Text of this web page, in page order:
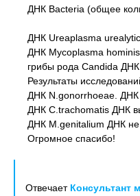
ДНК Bacteria (общее
ДНК Ureaplasma
ДНК Mycoplasma
грибы рода Candida
Результаты
ДНК N.gonorrhoeae. ДНК
ДНК C.trachomatis ДНК
ДНК M.genitalium ДНК
Огромное спасибо!
Отвечает Консультант